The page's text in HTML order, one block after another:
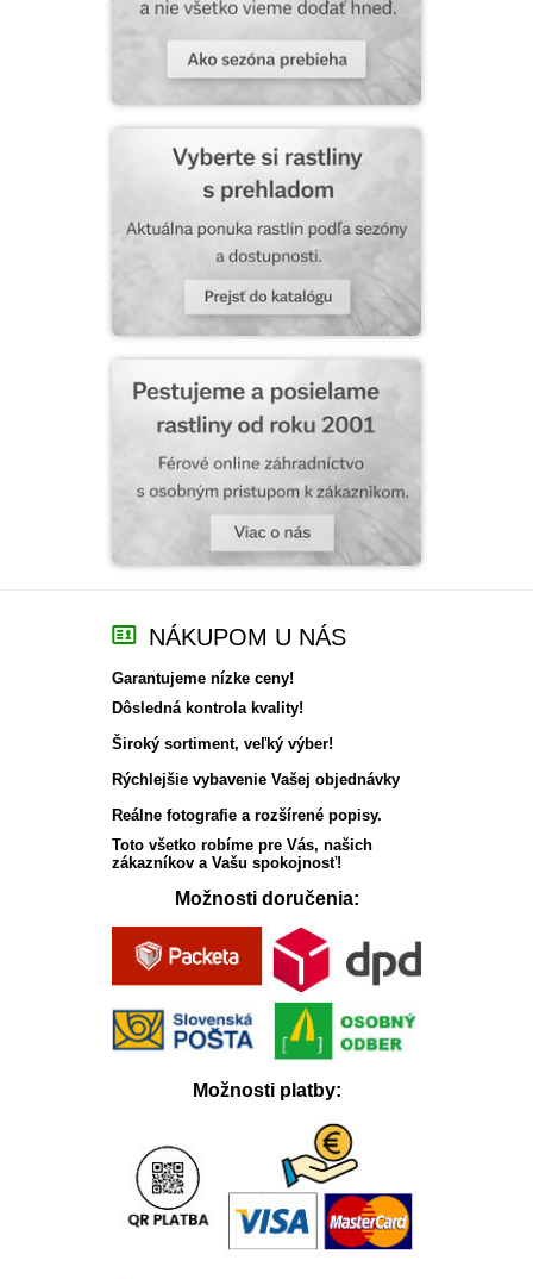
NÁKUPOM U NÁS
Garantujeme nízke ceny!
Dôsledná kontrola kvality!
Široký sortiment, veľký výber!
Rýchlejšie vybavenie Vašej objednávky
Reálne fotografie a rozšírené popisy.
Toto všetko robíme pre Vás, našich
zákazníkov a Vašu spokojnosť!
Možnosti doručenia:
Možnosti platby: